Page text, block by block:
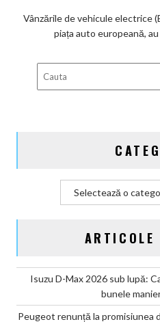
Vânzările de vehicule electrice
piața auto europeană,
ARTICOLE
Isuzu D-Max 2026 sub lupă:
bunele
Peugeot renunță la promisiunea